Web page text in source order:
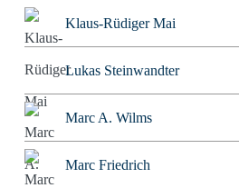
Klaus-Rüdiger Mai
Lukas Steinwandter
Marc A. Wilms
Marc Friedrich